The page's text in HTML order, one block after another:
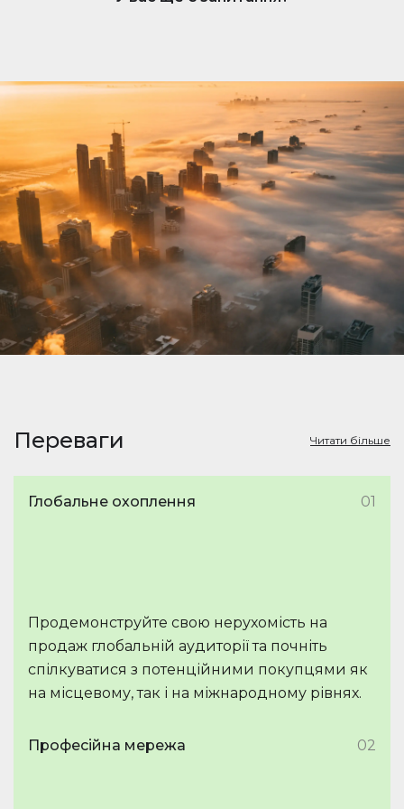
нерухомості. Коли вам подобається оголошення,
Щоб відповісти та зв’язатися з потенційними
покупцями чи орендарями, переконайтеся, що
ваша підписка активна.
Переваги Читати більше
Глобальне охоплення 01
Продемонструйте свою нерухомість на
продаж глобальній аудиторії та почніть
спілкуватися з потенційними покупцями як
на місцевому, так і на міжнародному рівнях.
Професійна мережа 02